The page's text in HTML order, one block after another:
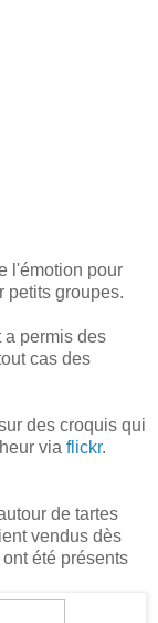
l'émotion pour
petits groupes.
a permis des
cas des
des croquis qui
via flickr.
de tartes
vendus dès
été présents